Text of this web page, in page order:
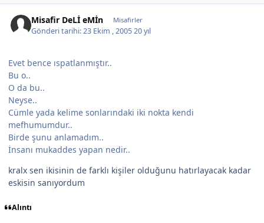
Misafir DeLİ eMİn Misafirler
Gönderi tarihi:23 Ekim , 200520 yıl
Evet bence ıspatlanmıştır..
Bu o..
O da bu..
Neyse..
Cümle yada kelime sonlarındaki iki nokta kendi
mefhumumdur..
Birde şunu anlamadım..
İnsanı mukaddes yapan nedir..
kralx sen ikisinin de farklı kişiler olduğunu hatırlayacak kadar
eskisin sanıyordum
Alıntı